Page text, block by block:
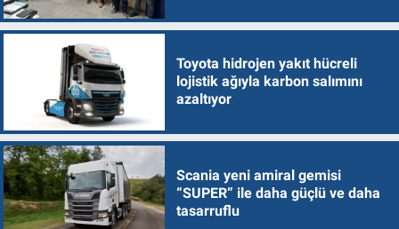
Toyota hidrojen yakıt hücreli
lojistik ağıyla karbon salımını
azaltıyor
Scania yeni amiral gemisi
“SUPER” ile daha güçlü ve daha
tasarruflu